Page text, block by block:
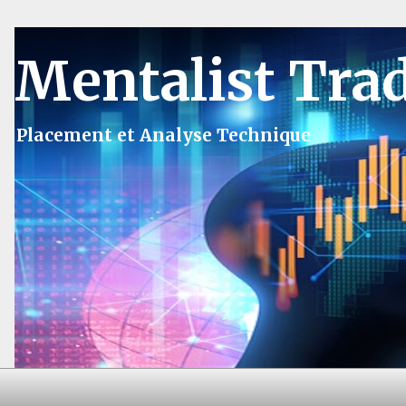
Mentalist
Placement et Analyse Technique